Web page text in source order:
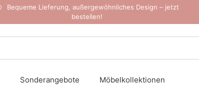
Bequeme Lieferung, außergewöhnliches Design – jetzt
bestellen!
Sonderangebote Möbelkollektionen